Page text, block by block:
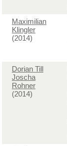
Maximilian
Klingler
(2014)
Dorian Till
Joscha
Rohner
(2014)